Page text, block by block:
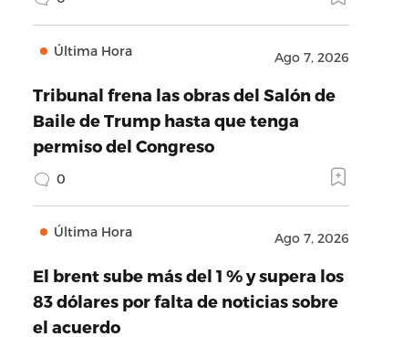
Última Hora Ago 7, 2026
Tribunal frena las obras del Salón de
Baile de Trump hasta que tenga
permiso del Congreso
0
Última Hora Ago 7, 2026
El brent sube más del 1 % y supera los
83 dólares por falta de noticias sobre
el acuerdo